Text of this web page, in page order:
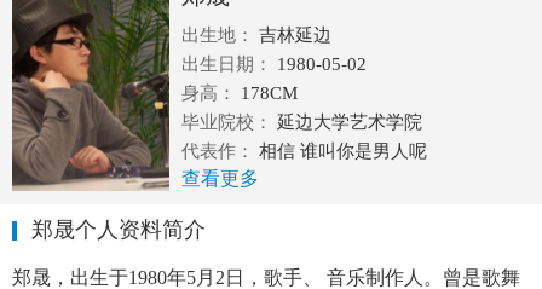
出生地：
吉林延边
出生日期：
1980-05-02
身高：
178CM
毕业院校：
延边大学艺术学院
代表作：
相信 谁叫你是男人呢
查看更多
郑晟个人资料简介
郑晟，出生于1980年5月2日，歌手、 音乐制作人。曾是歌舞